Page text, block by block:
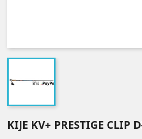
KIJE KV+ PRESTIGE CLIP